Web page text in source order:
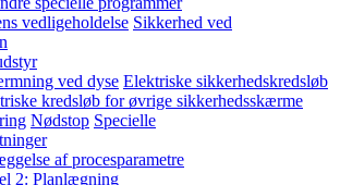
vedligeholdelse Sikkerhed ved
ved dyse Elektriske sikkerhedskredsløb
kredsløb for øvrige sikkerhedsskærme
Nødstop Specielle
af procesparametre
2: Planlægning